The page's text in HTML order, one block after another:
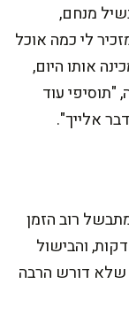
מנחם,
לי כמה אוכל
אותו היום,
עוד
אלייך".
רוב הזמן
על אש קטנה. ההכנה עצמה לוקחת כ-15 דקות, והבישול
זמן שלא דורש הרבה